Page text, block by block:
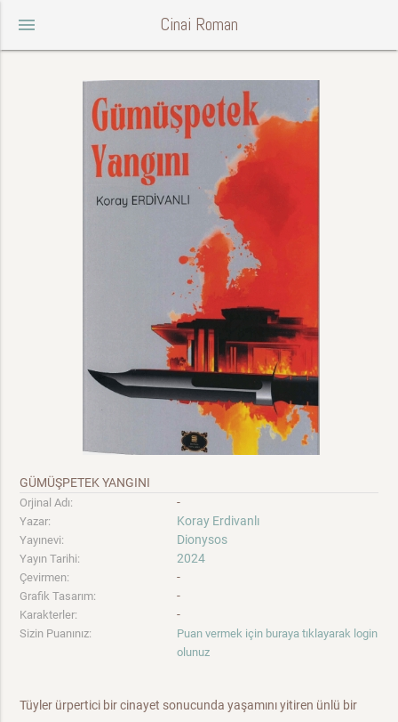
menu Cinai Roman
GÜMÜŞPETEK YANGINI
Orjinal Adı: -
Yazar: Koray Erdivanlı
Yayınevi: Dionysos
Yayın Tarihi: 2024
Çevirmen: -
Grafik Tasarım: -
Karakterler: -
Sizin Puanınız:
Puan vermek için buraya tıklayarak login
olunuz
Tüyler ürpertici bir cinayet sonucunda yaşamını yitiren ünlü bir